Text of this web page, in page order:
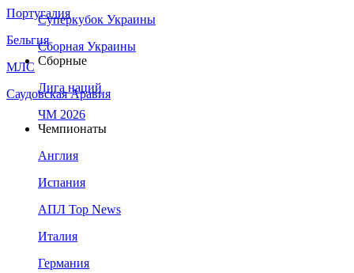
Португалия
Бельгия
МЛС
Саудовская Аравия
Суперкубок Украины
Сборная Украины
Сборные
Лига наций
ЧМ 2026
Чемпионаты
Англия
Испания
АПЛ Top News
Италия
Германия